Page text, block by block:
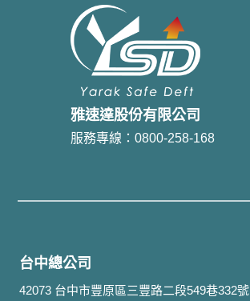
雅速達股份有限公司
服務專線：0800-258-168
台中總公司
42073 台中市豐原區三豐路二段549巷332號